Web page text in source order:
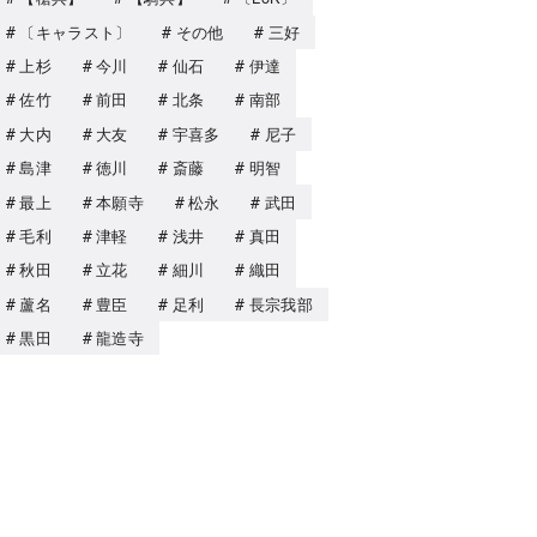
〔キャラスト〕
その他
三好
上杉
今川 仙石
伊達
佐竹
前田 北条
南部
大内
大友 宇喜多
尼子
島津
徳川 斎藤
明智
最上
本願寺 松永
武田
毛利
津軽 浅井
真田
秋田
立花 細川
織田
蘆名
豊臣 足利
長宗我部
黒田
龍造寺